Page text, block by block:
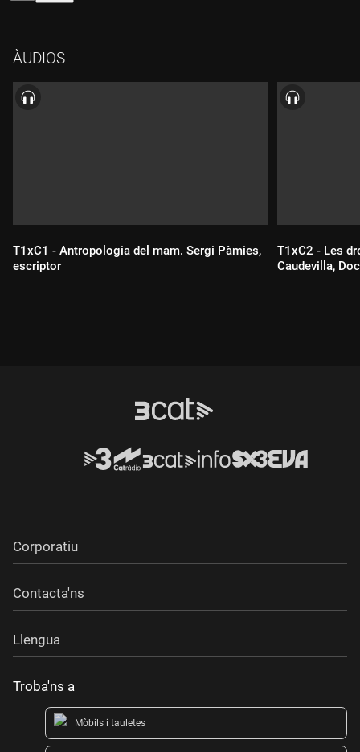
s'han anat trobant aquí i allà, treballant a vegades, però
beure. Ara es troben menys i, quan ho fan, és de dia,
empassant-se un fricandó i per beure, tots dos, una aigua amb
gas.
ÀUDIOS
T1xC1 - Antropologia del mam. Sergi Pàmies,
escriptor
T1xC2 - Les
Caudevilla,
Corporatiu
Contacta'ns
Llengua
Troba'ns a
Mòbils i tauletes